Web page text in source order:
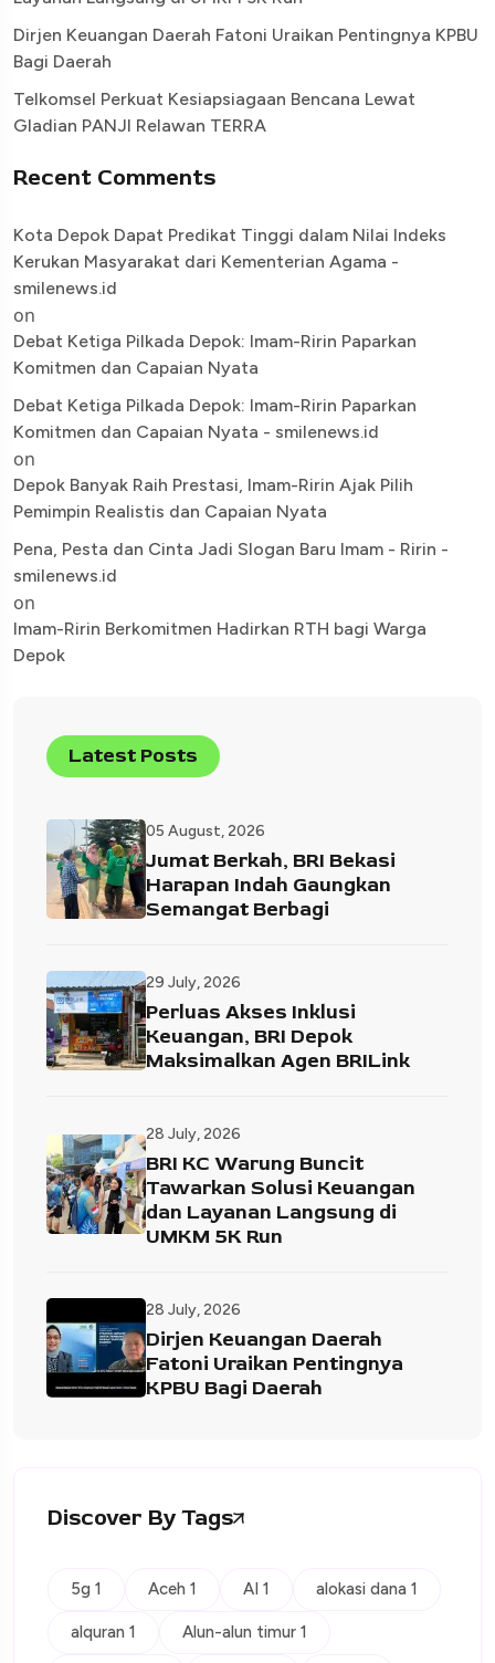
Dirjen Keuangan Daerah Fatoni Uraikan Pentingnya KPBU
Bagi Daerah
Telkomsel Perkuat Kesiapsiagaan Bencana Lewat
Gladian PANJI Relawan TERRA
Recent Comments
Kota Depok Dapat Predikat Tinggi dalam Nilai Indeks
Kerukan Masyarakat dari Kementerian Agama -
smilenews.id
on
Debat Ketiga Pilkada Depok: Imam-Ririn Paparkan
Komitmen dan Capaian Nyata
Debat Ketiga Pilkada Depok: Imam-Ririn Paparkan
Komitmen dan Capaian Nyata - smilenews.id
on
Depok Banyak Raih Prestasi, Imam-Ririn Ajak Pilih
Pemimpin Realistis dan Capaian Nyata
Pena, Pesta dan Cinta Jadi Slogan Baru Imam - Ririn -
smilenews.id
on
Imam-Ririn Berkomitmen Hadirkan RTH bagi Warga
Depok
Latest Posts
05 August, 2026
Jumat Berkah, BRI Bekasi
Harapan Indah Gaungkan
Semangat Berbagi
29 July, 2026
Perluas Akses Inklusi
Keuangan, BRI Depok
Maksimalkan Agen BRILink
28 July, 2026
BRI KC Warung Buncit
Tawarkan Solusi Keuangan
dan Layanan Langsung di
UMKM 5K Run
28 July, 2026
Dirjen Keuangan Daerah
Fatoni Uraikan Pentingnya
KPBU Bagi Daerah
Discover By Tags
5g 1 Aceh 1 AI 1 alokasi dana 1
alquran 1 Alun-alun timur 1